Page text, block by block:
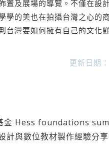
置及展場的導覽。不僅在設
學的美也在拍攝台灣之心的
台灣要如何擁有自己的文化
更新日期
金 Hess foundations
計與數位教材製作經驗分